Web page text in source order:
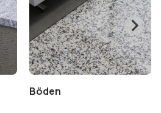
Böden